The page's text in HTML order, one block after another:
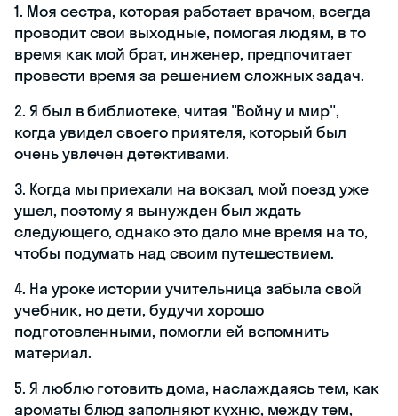
1. Моя сестра, которая работает врачом, всегда
проводит свои выходные, помогая людям, в то
время как мой брат, инженер, предпочитает
провести время за решением сложных задач.
2. Я был в библиотеке, читая "Войну и мир",
когда увидел своего приятеля, который был
очень увлечен детективами.
3. Когда мы приехали на вокзал, мой поезд уже
ушел, поэтому я вынужден был ждать
следующего, однако это дало мне время на то,
чтобы подумать над своим путешествием.
4. На уроке истории учительница забыла свой
учебник, но дети, будучи хорошо
подготовленными, помогли ей вспомнить
материал.
5. Я люблю готовить дома, наслаждаясь тем, как
ароматы блюд заполняют кухню, между тем,